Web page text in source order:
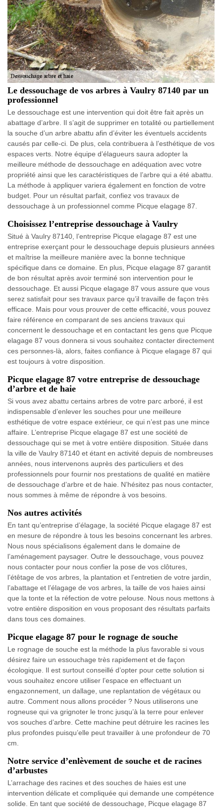
Le dessouchage de vos arbres à Vaulry 87140 par un
professionnel
Le dessouchage est une intervention qui doit être fait après un
abattage d’arbre. Il s’agit de supprimer en totalité ou partiellement
la souche d’un arbre abattu afin d’éviter les éventuels accidents
causés par celle-ci. De plus, cela contribuera à l’esthétique de vos
espaces verts. Notre équipe d’élagueurs saura adopter la
meilleure méthode de dessouchage en adéquation avec votre
propriété ainsi que les caractéristiques de l’arbre qui a été abattu.
La méthode à appliquer variera également en fonction de votre
budget. Pour un résultat parfait, confiez vos travaux de
dessouchage à un professionnel comme Picque elagage 87.
Choisissez l’entreprise dessouchage à Vaulry
Situé à Vaulry 87140, l’entreprise Picque elagage 87 est une
entreprise exerçant pour le dessouchage depuis plusieurs années
et maîtrise la meilleure manière avec la bonne technique
spécifique dans ce domaine. En plus, Picque elagage 87 garantit
de bon résultat après avoir terminé son intervention pour le
dessouchage. Et aussi Picque elagage 87 vous assure que vous
serez satisfait pour ses travaux parce qu’il travaille de façon très
efficace. Mais pour vous prouver de cette efficacité, vous pouvez
faire référence en comparant de ses anciens travaux qui
concernent le dessouchage et en contactant les gens que Picque
elagage 87 vous donnera si vous souhaitez contacter directement
ces personnes-là, alors, faites confiance à Picque elagage 87 qui
est toujours à votre disposition.
Picque elagage 87 votre entreprise de dessouchage
d’arbre et de haie
Si vous avez abattu certains arbres de votre parc arboré, il est
indispensable d’enlever les souches pour une meilleure
esthétique de votre espace extérieur, ce qui n’est pas une mince
affaire. L’entreprise Picque elagage 87 est une société de
dessouchage qui se met à votre entière disposition. Située dans
la ville de Vaulry 87140 et étant en activité depuis de nombreuses
années, nous intervenons auprès des particuliers et des
professionnels pour fournir nos prestations de qualité en matière
de dessouchage d’arbre et de haie. N’hésitez pas nous contacter,
nous sommes à même de répondre à vos besoins.
Nos autres activités
En tant qu’entreprise d’élagage, la société Picque elagage 87 est
en mesure de répondre à tous les besoins concernant les arbres.
Nous nous spécialisons également dans le domaine de
l’aménagement paysager. Outre le dessouchage, vous pouvez
nous contacter pour nous confier la pose de vos clôtures,
l’étêtage de vos arbres, la plantation et l’entretien de votre jardin,
l’abattage et l’élagage de vos arbres, la taille de vos haies ainsi
que la tonte et la réfection de votre pelouse. Nous nous mettons à
votre entière disposition en vous proposant des résultats parfaits
dans tous ces domaines.
Picque elagage 87 pour le rognage de souche
Le rognage de souche est la méthode la plus favorable si vous
désirez faire un essouchage très rapidement et de façon
écologique. Il est surtout conseillé d’opter pour cette solution si
vous souhaitez encore utiliser l’espace en effectuant un
engazonnement, un dallage, une replantation de végétaux ou
autre. Comment nous allons procéder ? Nous utiliserons une
rogneuse qui va grignoter le tronc jusqu’à la terre pour enlever
vos souches d’arbre. Cette machine peut détruire les racines les
plus profondes puisqu’elle peut travailler à une profondeur de 70
cm.
Notre service d’enlèvement de souche et de racines
d’arbustes
L’arrachage des racines et des souches de haies est une
intervention délicate et compliquée qui demande une compétence
solide. En tant que société de dessouchage, Picque elagage 87